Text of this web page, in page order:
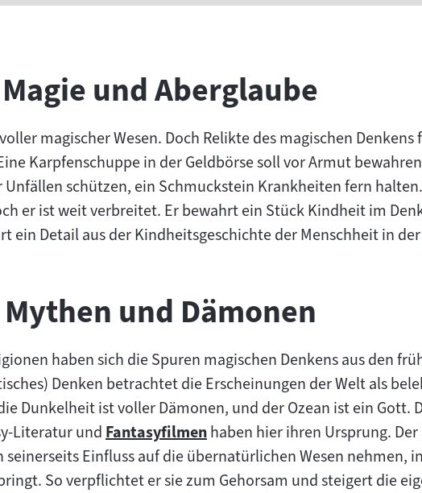
Magie und Aberglaube
magischer Wesen. Doch Relikte des magischen Denkens
Karpfenschuppe in der Geldbörse soll vor Armut
Unfällen schützen, ein Schmuckstein Krankheiten fern
er ist weit verbreitet. Er bewahrt ein Stück Kindheit im
ein Detail aus der Kindheitsgeschichte der Menschheit in
Mythen und Dämonen
haben sich die Spuren magischen Denkens aus den
Denken betrachtet die Erscheinungen der Welt als
Dunkelheit ist voller Dämonen, und der Ozean ist ein Gott.
Literatur undZum
Inhalt:
Fantasyfilmenhaben hier ihren Ursprung. Der
seinerseits Einfluss auf die übernatürlichen Wesen nehmen,
So verpflichtet er sie zum Gehorsam und steigert die